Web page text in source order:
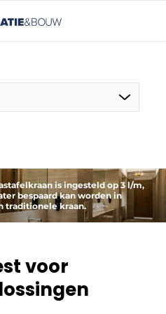
over
klimaatbeheersing en
is ingesteld op 3 l/m,
bespaard kan worden in
traditionele kraan.
voor